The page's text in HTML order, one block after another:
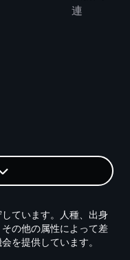
連
ています。人種、出身
の他の属性によって差
を提供しています。